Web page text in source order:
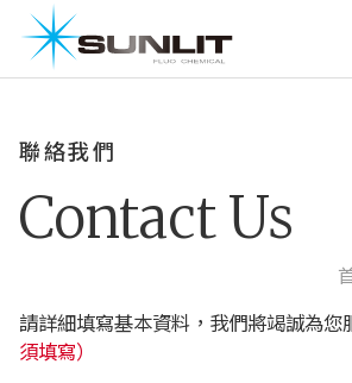
聯絡我們
Contact Us
請詳細填寫基本資料，我們將竭誠為您
須填寫）